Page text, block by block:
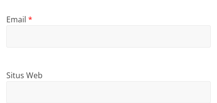
Email*
Situs Web